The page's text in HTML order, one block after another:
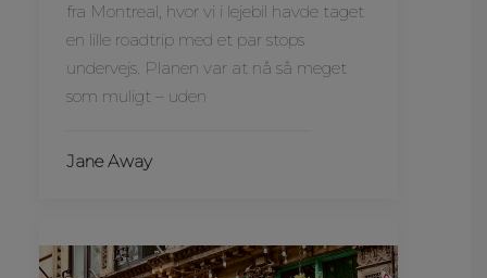
fra Montreal, hvor vi i lejebil havde taget
en lille roadtrip med et par stops
undervejs. Planen var at nå så meget
som muligt – uden
Jane Away